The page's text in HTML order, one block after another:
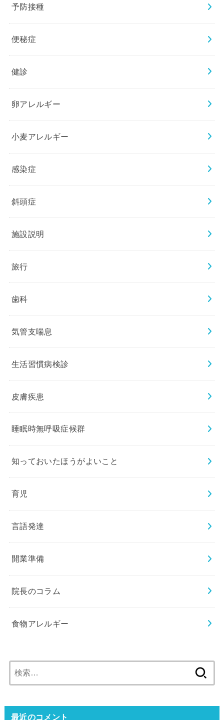
予防接種
便秘症
健診
卵アレルギー
小麦アレルギー
感染症
斜頭症
施設説明
旅行
歯科
気管支喘息
生活習慣病検診
皮膚疾患
睡眠時無呼吸症候群
知っておいたほうがよいこと
育児
言語発達
開業準備
院長のコラム
食物アレルギー
索:
最近のコメント